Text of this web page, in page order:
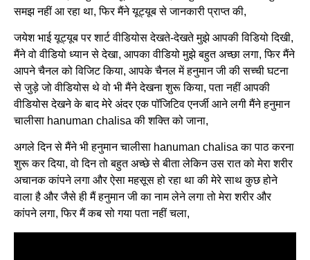
समझ नहीं आ रहा था, फिर मैंने यूट्यूब से जानकारी प्राप्त की,
जयेश भाई यूट्यूब पर शार्ट वीडियोस देखते-देखते मुझे आपकी विडियो दिखी,
मैंने वो वीडियो ध्यान से देखा, आपका वीडियो मुझे बहुत अच्छा लगा, फिर मैंने
आपने चैनल को विजिट किया, आपके चैनल में हनुमान जी की सच्ची घटना
से जुड़े जो वीडियोस थे वो भी मैंने देखना शुरू किया, पता नहीं आपकी
वीडियोस देखने के बाद मेरे अंदर एक पॉजिटिव एनर्जी आने लगी मैंने हनुमान
चालीसा hanuman chalisa की शक्ति को जाना,
अगले दिन से मैंने भी हनुमान चालीसा hanuman chalisa का पाठ करना
शुरू कर दिया, वो दिन तो बहुत अच्छे से बीता लेकिन उस रात को मेरा शरीर
अचानक कांपने लगा और ऐसा महसूस हो रहा था की मेरे साथ कुछ होने
वाला है और जैसे ही मैं हनुमान जी का नाम लेने लगा तो मेरा शरीर और
कांपने लगा, फिर मैं कब सो गया पता नहीं चला,